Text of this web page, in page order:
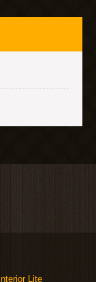
Interior Lite